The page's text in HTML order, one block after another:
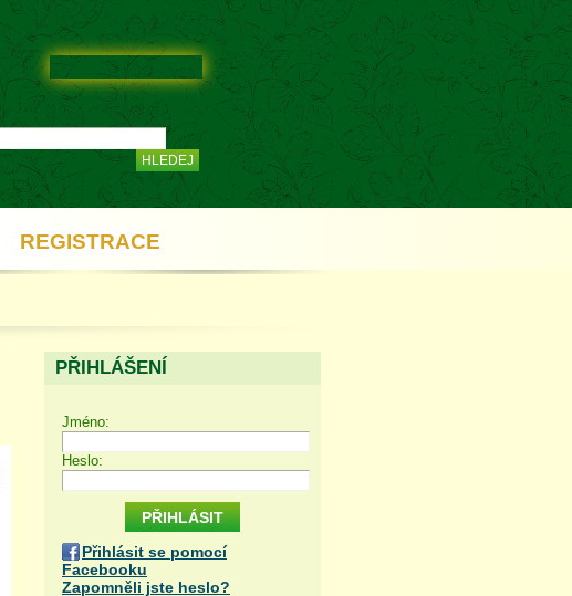
REGISTRACE
PŘIHLÁŠENÍ
Jméno:
Heslo:
Přihlásit se pomocí
Facebooku
Zapomněli jste heslo?